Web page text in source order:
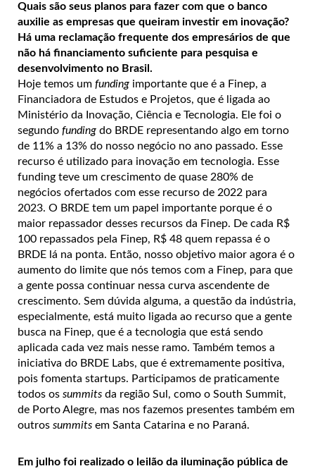
Quais são seus planos para fazer com que o banco
auxilie as empresas que queiram investir em inovação?
Há uma reclamação frequente dos empresários de que
não há financiamento suficiente para pesquisa e
desenvolvimento no Brasil.
Hoje temos um funding importante que é a Finep, a
Financiadora de Estudos e Projetos, que é ligada ao
Ministério da Inovação, Ciência e Tecnologia. Ele foi o
segundo funding do BRDE representando algo em torno
de 11% a 13% do nosso negócio no ano passado. Esse
recurso é utilizado para inovação em tecnologia. Esse
funding teve um crescimento de quase 280% de
negócios ofertados com esse recurso de 2022 para
2023. O BRDE tem um papel importante porque é o
maior repassador desses recursos da Finep. De cada R$
100 repassados pela Finep, R$ 48 quem repassa é o
BRDE lá na ponta. Então, nosso objetivo maior agora é o
aumento do limite que nós temos com a Finep, para que
a gente possa continuar nessa curva ascendente de
crescimento. Sem dúvida alguma, a questão da indústria,
especialmente, está muito ligada ao recurso que a gente
busca na Finep, que é a tecnologia que está sendo
aplicada cada vez mais nesse ramo. Também temos a
iniciativa do BRDE Labs, que é extremamente positiva,
pois fomenta startups. Participamos de praticamente
todos os summits da região Sul, como o South Summit,
de Porto Alegre, mas nos fazemos presentes também em
outros summits em Santa Catarina e no Paraná.
Em julho foi realizado o leilão da iluminação pública de